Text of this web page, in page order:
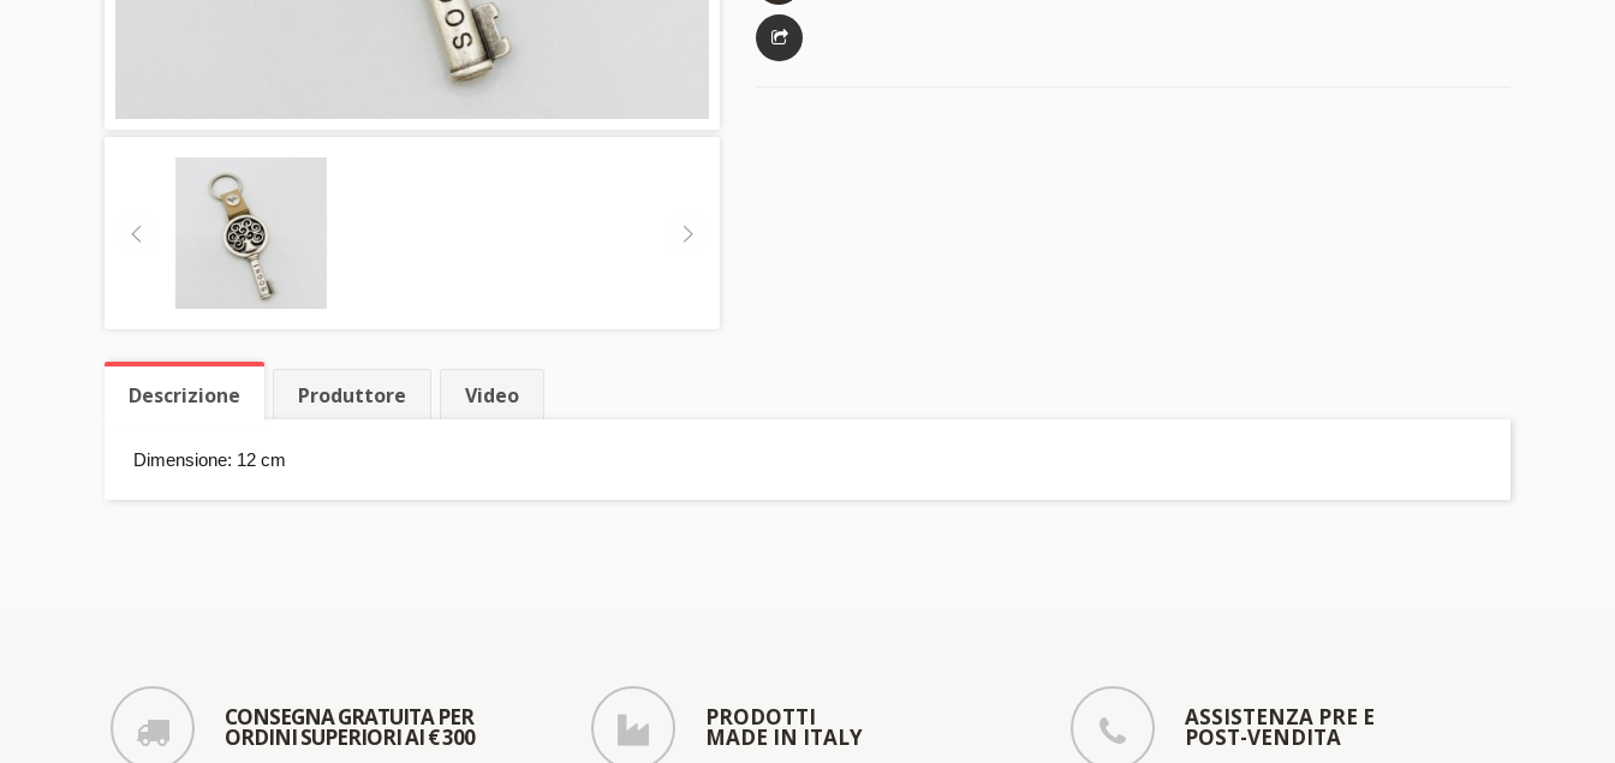
Descrizione Produttore Video
Dimensione: 12 cm
CONSEGNA GRATUITA PER
ORDINI SUPERIORI AI € 300
PRODOTTI
MADE IN ITALY
ASSISTENZA PRE E
POST-VENDITA